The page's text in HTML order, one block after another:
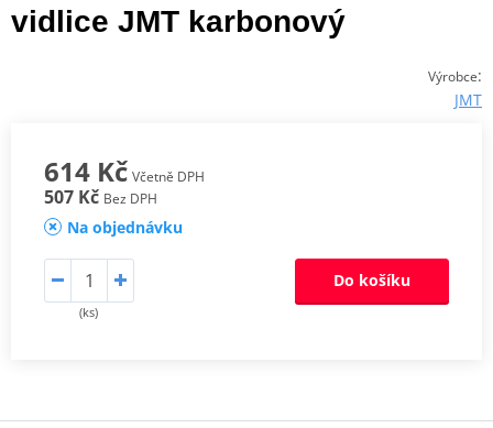
vidlice JMT karbonový
Výrobce:
JMT
614 Kč Včetně DPH
507 Kč Bez DPH
Na objednávku
(ks)
Do košíku